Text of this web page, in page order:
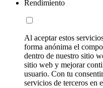
Rendimiento
Al aceptar estos
forma anónima el
dentro de nuestro sitio
sitio web y mejorar
usuario. Con tu
servicios de terceros en